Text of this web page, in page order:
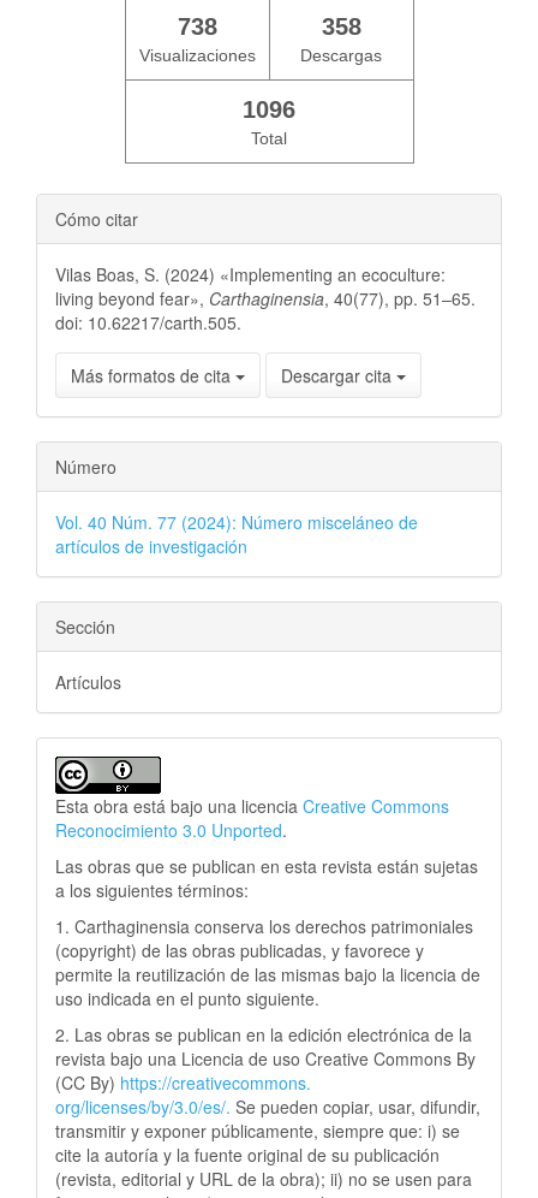
738
Visualizaciones
358
Descargas
1096
Total
Cómo citar
Vilas Boas, S. (2024) «Implementing an ecoculture:
living beyond fear», Carthaginensia, 40(77), pp. 51–65.
doi: 10.62217/carth.505.
Más formatos de cita Descargar cita
Número
Vol. 40 Núm. 77 (2024): Número misceláneo de
artículos de investigación
Sección
Artículos
Esta obra está bajo una licencia Creative Commons
Reconocimiento 3.0 Unported.
Las obras que se publican en esta revista están sujetas
a los siguientes términos:
1. Carthaginensia conserva los derechos patrimoniales
(copyright) de las obras publicadas, y favorece y
permite la reutilización de las mismas bajo la licencia de
uso indicada en el punto siguiente.
2. Las obras se publican en la edición electrónica de la
revista bajo una Licencia de uso Creative Commons By
(CC By) https://creativecommons.
org/licenses/by/3.0/es/. Se pueden copiar, usar, difundir,
transmitir y exponer públicamente, siempre que: i) se
cite la autoría y la fuente original de su publicación
(revista, editorial y URL de la obra); ii) no se usen para